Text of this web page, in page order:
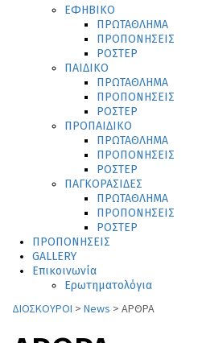
ΕΦΗΒΙΚΟ
ΠΡΩΤΑΘΛΗΜΑ
ΠΡΟΠΟΝΗΣΕΙΣ
ΡΟΣΤΕΡ
ΠΑΙΔΙΚΟ
ΠΡΩΤΑΘΛΗΜΑ
ΠΡΟΠΟΝΗΣΕΙΣ
ΡΟΣΤΕΡ
ΠΡΟΠΑΙΔΙΚΟ
ΠΡΩΤΑΘΛΗΜΑ
ΠΡΟΠΟΝΗΣΕΙΣ
ΡΟΣΤΕΡ
ΠΑΓΚΟΡΑΣΙΔΕΣ
ΠΡΩΤΑΘΛΗΜΑ
ΠΡΟΠΟΝΗΣΕΙΣ
ΡΟΣΤΕΡ
ΠΡΟΠΟΝΗΣΕΙΣ
GALLERY
Επικοινωνία
Ερωτηματολόγια
ΔΙΟΣΚΟΥΡΟΙ > News > ΑΡΘΡΑ